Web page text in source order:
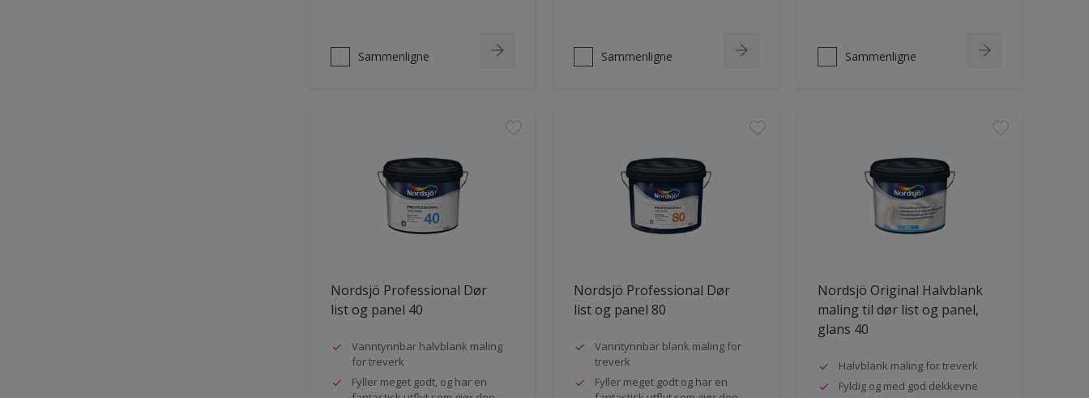
Sammenligne Sammenligne Sammenligne
Nordsjö Professional Dør
list og panel 40
Vanntynnbar halvblank maling
for treverk
Fyller meget godt, og har en
Nordsjö Professional Dør
list og panel 80
Vanntynnbar blank maling for
treverk
Fyller meget godt og har en
Nordsjö Original Halvblank
maling til dør list og panel,
glans 40
Halvblank maling for treverk
Fyldig og med god dekkevne